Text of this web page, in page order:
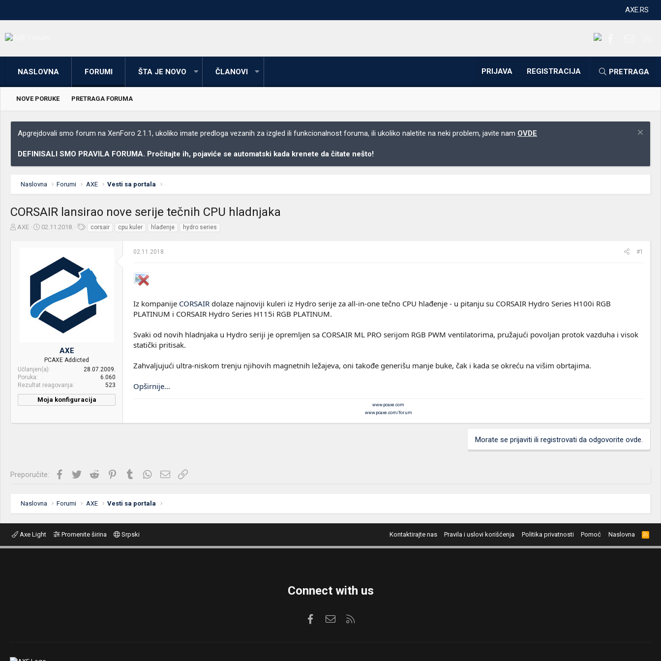
AXE.RS
NASLOVNA FORUMI ŠTA JE NOVO ČLANOVI PRIJAVA REGISTRACIJA PRETRAGA
NOVE PORUKE PRETRAGA FORUMA
Apgrejdovali smo forum na XenForo 2.1.1, ukoliko imate predloga vezanih za izgled ili funkcionalnost foruma, ili ukoliko naletite na neki problem, javite nam OVDE
DEFINISALI SMO PRAVILA FORUMA. Pročitajte ih, pojaviće se automatski kada krenete da čitate nešto!
Naslovna Forumi AXE Vesti sa portala
CORSAIR lansirao nove serije tečnih CPU hladnjaka
Z
AXE
D
p
o
e
t
a
02.11.2018.
e
corsair cpu kuler hlađenje hydro series
AXE
PCAXE Addicted
Učlanjen(a)
28.07.2009.
Poruka
6.060
Rezultat reagovanja
523
Moja konfiguracija
02.11.2018. #1
Iz kompanije CORSAIR dolaze najnoviji kuleri iz Hydro serije za all-in-one tečno CPU hlađenje - u pitanju su CORSAIR Hydro Series H100i RGB
PLATINUM i CORSAIR Hydro Series H115i RGB PLATINUM.
Svaki od novih hladnjaka u Hydro seriji je opremljen sa CORSAIR ML PRO serijom RGB PWM ventilatorima, pružajući povoljan protok vazduha i visok
statički pritisak.
Zahvaljujući ultra-niskom trenju njihovih magnetnih ležajeva, oni takođe generišu manje buke, čak i kada se okreću na višim obrtajima.
Opširnije...
www.pcaxe.com
www.pcaxe.com/forum
Morate se prijaviti ili registrovati da odgovorite ovde.
Preporučite: Facebook
Twitter Reddit PinterestTumblrWhatsApp
Imejl Link
Naslovna Forumi AXE Vesti sa portala
Axe Light Promenite širina Srpski Kontaktirajte nas Pravila i uslovi korišćenja Politika privatnosti Pomoć Naslovna
R
S
S
Connect with us
FacebookKontaktirajte nas